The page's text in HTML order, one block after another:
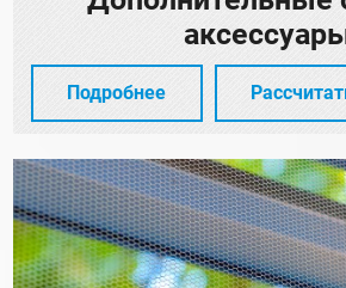
Подробнее